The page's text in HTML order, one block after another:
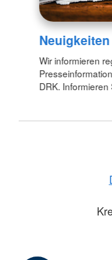
Neuigkeiten
Wir informieren
DRK. Informieren